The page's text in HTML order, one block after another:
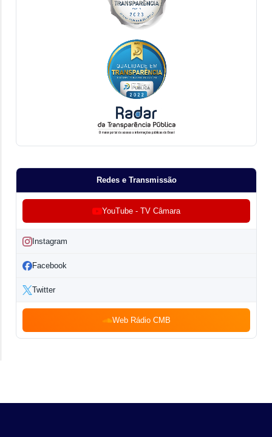
Redes e Transmissão
YouTube - TV Câmara
Instagram
Facebook
Twitter
Web Rádio CMB